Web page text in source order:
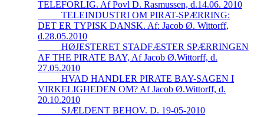
TELEFORLIG. Af Povl D. Rasmussen, d.14.06. 2010
_____TELEINDUSTRI OM PIRAT-SPÆRRING:
DET ER TYPISK DANSK. Af: Jacob Ø. Wittorff,
d.28.05.2010
_____HØJESTERET STADFÆSTER SPÆRRINGEN
AF THE PIRATE BAY, Af Jacob Ø.Wittorff, d.
27.05.2010
_____HVAD HANDLER PIRATE BAY-SAGEN I
VIRKELIGHEDEN OM? Af Jacob Ø.Wittorff, d.
20.10.2010
_____SJÆLDENT BEHOV. D. 19-05-2010